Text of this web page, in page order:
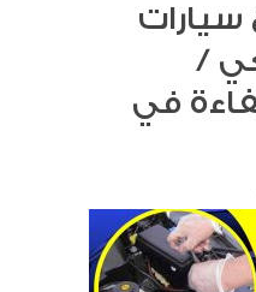
/
/ كفاءة في